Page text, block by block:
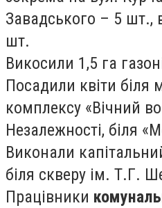
Завадського – 5 шт.,
шт.
Викосили 1,5 га
Посадили квіти біля
комплексу «Вічний
Незалежності, біля
Виконали
біля скверу ім. Т.Г.
Працівники